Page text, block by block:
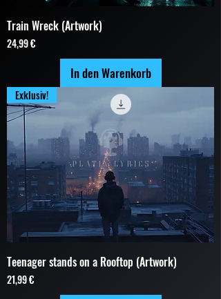
Train Wreck (Artwork)
Preis
24,99 €
In den Warenkorb
Exklusiv!
Teenager stands on a Rooftop (Artwork)
Preis
21,99 €